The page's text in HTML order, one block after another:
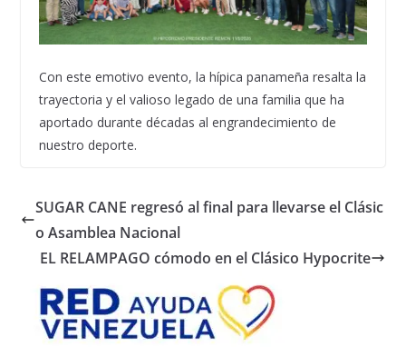
Con este emotivo evento, la hípica panameña resalta la
trayectoria y el valioso legado de una familia que ha
aportado durante décadas al engrandecimiento de
nuestro deporte.
SUGAR CANE regresó al final para llevarse el Clásic
o Asamblea Nacional
EL RELAMPAGO cómodo en el Clásico Hypocrite